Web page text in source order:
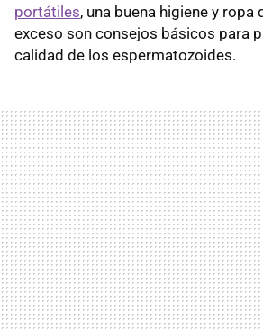
portátiles, una buena higiene y ropa
exceso son consejos básicos para
calidad de los espermatozoides.